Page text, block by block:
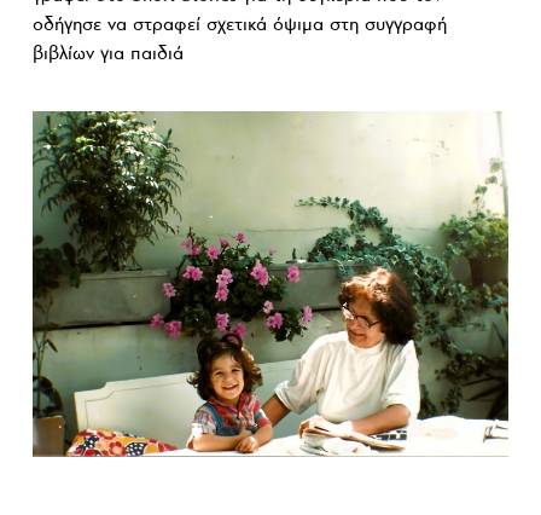
οδήγησε να στραφεί σχετικά όψιμα στη συγγραφή
βιβλίων για παιδιά